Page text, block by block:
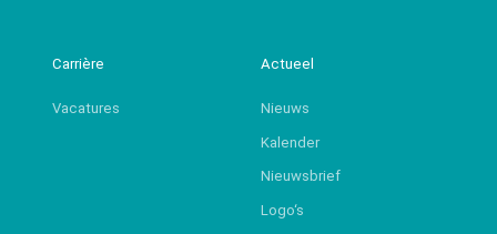
Carrière
Vacatures
Actueel
Nieuws
Kalender
Nieuwsbrief
Logo‘s